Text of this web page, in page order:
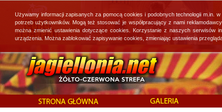
Używamy informacji zapisanych za pomocą cookies i podobnych technologii
potrzeb użytkowników. Mogą też stosować je współpracujący z nami
można zmienić ustawienia dotyczące cookies. Korzystanie z naszych
urządzenia. Można zablokować zapisywanie cookies, zmieniając ustawienia